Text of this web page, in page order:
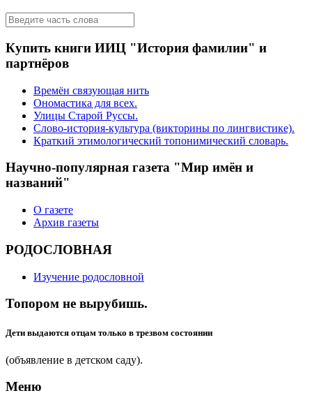
Купить книги ИИЦ "История фамилии" и
партнёров
Времён связующая нить
Ономастика для всех.
Улицы Старой Руссы.
Слово-история-культура (викторины по лингвистике).
Краткий этимологический топонимический словарь.
Научно-популярная газета "Мир имён и
названий"
О газете
Архив газеты
РОДОСЛОВНАЯ
Изучение родословной
Топором не вырубишь.
Дети выдаются отцам только в трезвом состоянии
(объявление в детском саду).
Меню